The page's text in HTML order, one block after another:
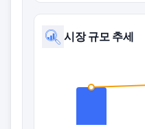
시장 규모 추세